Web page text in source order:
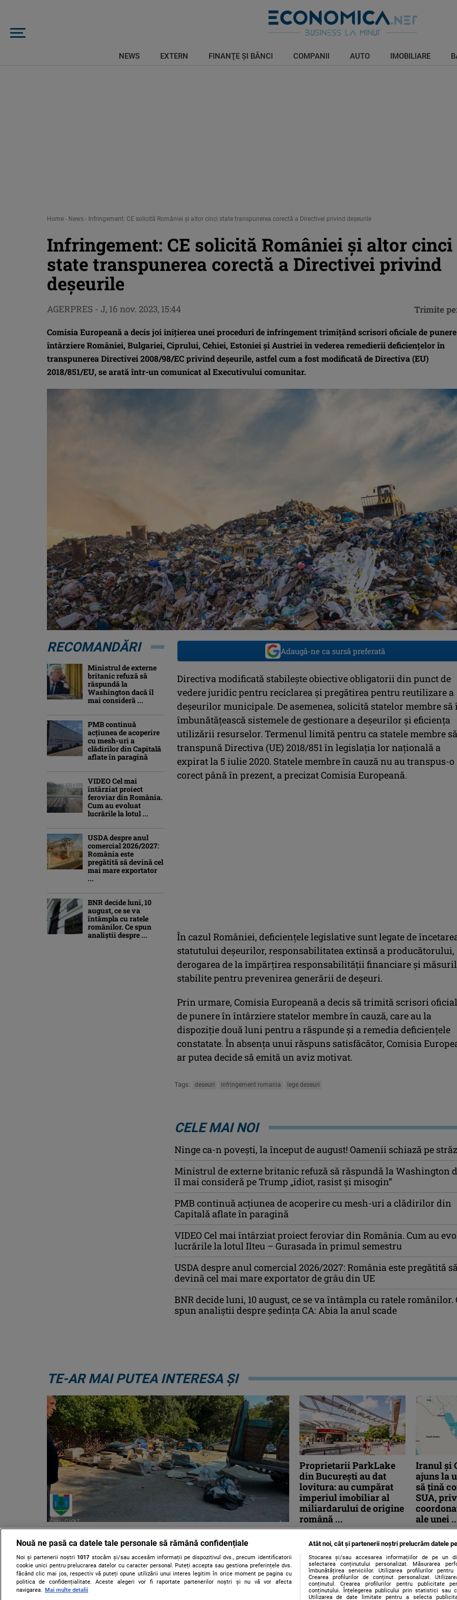
NEWS EXTERN FINANŢE ŞI BĂNCI COMPANII AUTO IMOBILIARE
Home - News - Infringement: CE solicită României şi altor cinci state transpunerea corectă a Directivei privind deşeurile
Infringement: CE solicită României şi altor cinci
state transpunerea corectă a Directivei privind
deşeurile
Comisia Europeană a decis joi iniţierea unei proceduri de infringement trimiţând scrisori oficiale de
întârziere României, Bulgariei, Ciprului, Cehiei, Estoniei şi Austriei în vederea remedierii deficienţelor în
transpunerea Directivei 2008/98/EC privind deşeurile, astfel cum a fost modificată de Directiva (EU)
2018/851/EU, se arată într-un comunicat al Executivului comunitar.
AGERPRES - J, 16 nov. 2023, 15:44 Trimite pe:
Adaugă-ne ca sursă preferată
Directiva modificată stabileşte obiective obligatorii din punct de
vedere juridic pentru reciclarea şi pregătirea pentru reutilizare a
deşeurilor municipale. De asemenea, solicită statelor membre să
îmbunătăţească sistemele de gestionare a deşeurilor şi eficienţa
utilizării resurselor. Termenul limită pentru ca statele membre să
transpună Directiva (UE) 2018/851 în legislaţia lor naţională a
expirat la 5 iulie 2020. Statele membre în cauză nu au transpus-o
corect până în prezent, a precizat Comisia Europeană.
În cazul României, deficienţele legislative sunt legate de
statutului deşeurilor, responsabilitatea extinsă a producătorului,
derogarea de la împărţirea responsabilităţii financiare şi
stabilite pentru prevenirea generării de deşeuri.
Prin urmare, Comisia Europeană a decis să trimită scrisori
de punere în întârziere statelor membre în cauză, care au la
dispoziţie două luni pentru a răspunde şi a remedia deficienţele
constatate. În absenţa unui răspuns satisfăcător, Comisia
ar putea decide să emită un aviz motivat.
Tags: deseuri infringement romania lege deseuri
CELE MAI NOI
Ninge ca-n povești, la început de august! Oamenii schiază pe
Ministrul de externe britanic refuză să răspundă la Washington
îl mai consideră pe Trump „idiot, rasist şi misogin”
PMB continuă acțiunea de acoperire cu mesh-uri a clădirilor din
Capitală aflate în paragină
VIDEO Cel mai întârziat proiect feroviar din România. Cum au
lucrările la lotul Ilteu – Gurasada în primul semestru
USDA despre anul comercial 2026/2027: România este pregătită să
devină cel mai mare exportator de grâu din UE
BNR decide luni, 10 august, ce se va întâmpla cu ratele românilor.
spun analiștii despre ședința CA: Abia la anul scade
RECOMANDĂRI
Ministrul de externe
britanic refuză să
răspundă la
Washington dacă îl
mai consideră ...
PMB continuă
acțiunea de acoperire
cu mesh-uri a
clădirilor din Capitală
aflate în paragină
VIDEO Cel mai
întârziat proiect
feroviar din România.
Cum au evoluat
lucrările la lotul ...
USDA despre anul
comercial 2026/2027:
România este
pregătită să devină cel
mai mare exportator
...
BNR decide luni, 10
august, ce se va
întâmpla cu ratele
românilor. Ce spun
analiștii despre ...
TE-AR MAI PUTEA INTERESA ȘI
Garda de Mediu a realizat 58 de controale
pe litoral în doar două zile și a dat amenzi
de 1,76 de milioane de lei. Acțiunea ...
Garda Naţională de Mediu derulează o acţiune tematică de control pe
litoral pentru verificarea respectării legislaţiei de mediu şi, în numai 48 de
Proprietarii ParkLake
din București au dat
lovitura: au cumpărat
imperiul imobiliar al
miliardarului de origine
română ...
gestionat de Norges Bank
Investment Management,
împreună cu portughezii de la
Sonae cumpără ...
Iranul și
ajuns la
să țină
SUA,
ale unei
înţelegere
geografice
navigaţie
Nouă ne pasă ca datele tale personale să rămână confidențiale
Noi și partenerii noștri1017 stocăm și/sau accesăm informații pe dispozitivul dvs., precum identificatorii
cookie unici pentru prelucrarea datelor cu caracter personal. Puteți accepta sau gestiona preferințele dvs.
făcând clic mai jos, respectiv vă puteți opune utilizării unui interes legitim în orice moment pe pagina cu
politica de confidențialitate. Aceste alegeri vor fi raportate partenerilor noștri și nu vă vor afecta
navigarea.
Mai multe detalii
Atât noi, cât și partenerii noștri prelucrăm datele
Stocarea și/sau accesarea informațiilor de pe un
selectarea conținutului personalizat. Măsurarea
îmbunătățirea serviciilor. Utilizarea profilurilor
Crearea profilurilor de conținut personalizat.
conținutul. Crearea profilurilor pentru publicitate
conținutului. Înțelegerea publicului prin statistici sau
Utilizarea de date limitate pentru a selecta